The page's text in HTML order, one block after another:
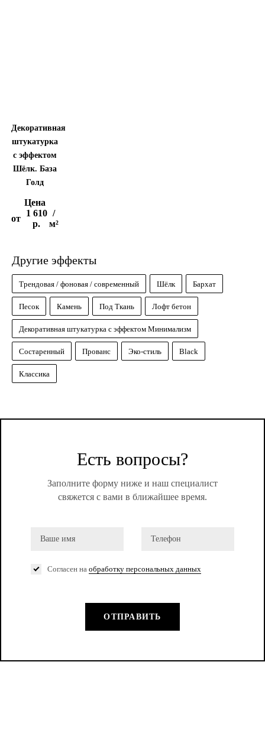
Декоративная
штукатурка
с эффектом
Шёлк. База
Голд
Цена
от
1 610
р.
/
м²
Другие эффекты
Трендовая / фоновая / современный Шёлк Бархат
Песок Камень Под Ткань Лофт бетон
Декоративная штукатурка с эффектом Минимализм
Состаренный Прованс Эко-стиль Black
Классика
Есть вопросы?
Заполните форму ниже и наш специалист
свяжется с вами в ближайшее время.
Согласен на обработку персональных данных
ОТПРАВИТЬ